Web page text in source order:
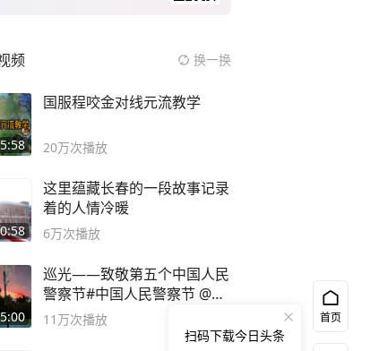
频 换一换
国服程咬金对线元流教学
20万次播放
这里蕴藏长春的一段故事记录
着的人情冷暖
6万次播放
巡光——致敬第五个中国人民
警察节#中国人民警察节 @抖
音小助手
11万次播放 首页
扫码下载今日头条